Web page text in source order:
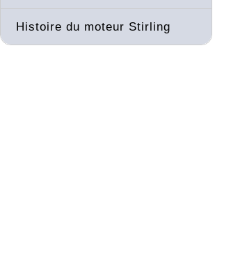
Histoire du moteur Stirling